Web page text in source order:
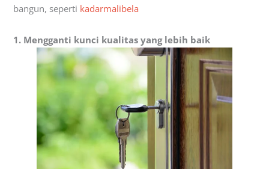
bangun, seperti kadarmalibela
1. Mengganti kunci kualitas yang lebih baik